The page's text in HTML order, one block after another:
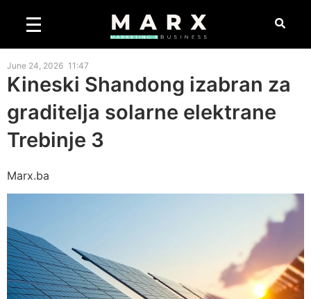
June 24, 2026 11:47
Kineski Shandong izabran za
graditelja solarne elektrane
Trebinje 3
Marx.ba